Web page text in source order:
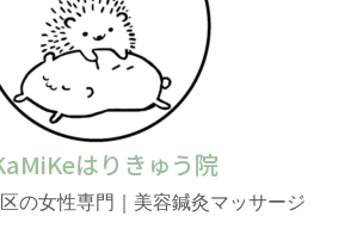
はりきゅう院
の女性専門｜美容鍼灸マッサージ